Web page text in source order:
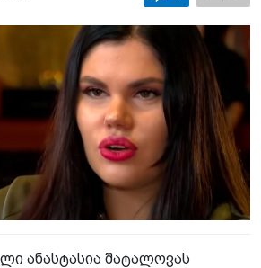
ანასტასია შატალოვას